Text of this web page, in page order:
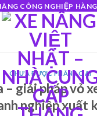
CÔNG NGHIỆP
CHƯA ĐƯỢC PHÂN LOẠI
– giải pháp vỏ
nghiệp xuất